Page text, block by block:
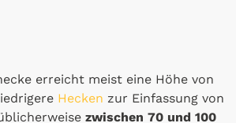
erreicht meist eine Höhe von
Hecken zur Einfassung von
zwischen 70 und 100